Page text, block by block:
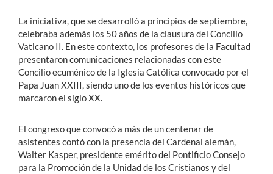
La iniciativa, que se desarrolló a principios de septiembre,
celebraba además los 50 años de la clausura del Concilio
Vaticano II. En este contexto, los profesores de la Facultad
presentaron comunicaciones relacionadas con este
Concilio ecuménico de la Iglesia Católica convocado por el
Papa Juan XXIII, siendo uno de los eventos históricos que
marcaron el siglo XX.
El congreso que convocó a más de un centenar de
asistentes contó con la presencia del Cardenal alemán,
Walter Kasper, presidente emérito del Pontificio Consejo
para la Promoción de la Unidad de los Cristianos y del